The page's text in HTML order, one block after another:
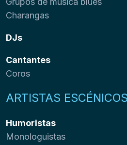
Charangas
DJs
Cantantes
Coros
ARTISTAS ESCÉNICOS
Humoristas
Monologuistas